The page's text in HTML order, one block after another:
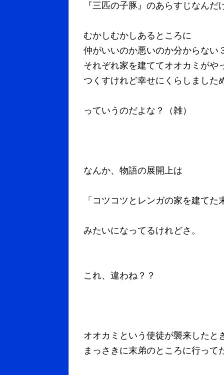
『三匹の子豚』のあらすじなんだ
むかしむかしあるところに
仲がいいのか悪いのか分からない
それぞれ家を建ててオオカミがや
つくすけれど幸せにくらしました
っていうのだよな？（雑）
なんか、物語の展開上は
「コツコツとレンガの家を建てた
みたいになってるけれどさ。
これ、違わね？？
オオカミという使徒が襲来したと
まっさきに末弟のところに行って